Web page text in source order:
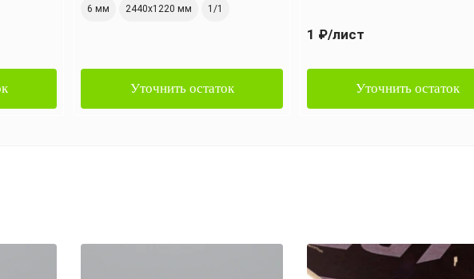
6 мм 2440х1220 мм 1/1
Уточнить остаток
1 ₽/лист
Уточнить остаток